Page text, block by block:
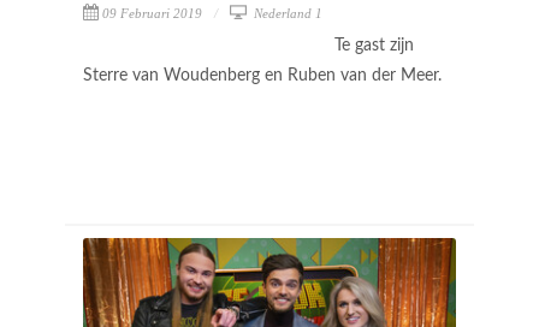
09 Februari 2019 Nederland 1
Te gast zijn
Sterre van Woudenberg en Ruben van der Meer.